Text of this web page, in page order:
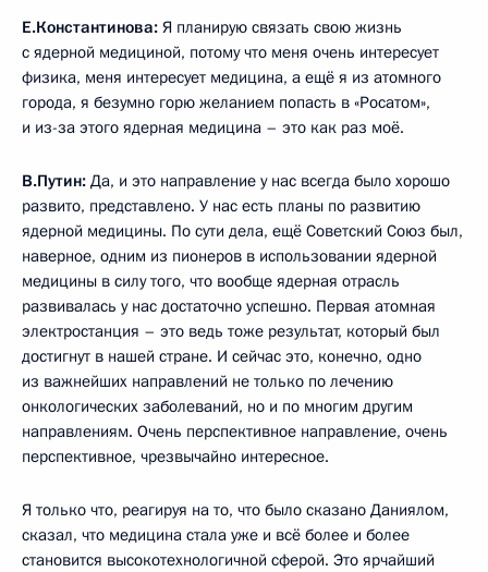
Е.Константинова: Я планирую связать свою жизнь
с ядерной медициной, потому что меня очень интересует
физика, меня интересует медицина, а ещё я из атомного
города, я безумно горю желанием попасть в «Росатом»,
и из-за этого ядерная медицина – это как раз моё.
В.Путин: Да, и это направление у нас всегда было хорошо
развито, представлено. У нас есть планы по развитию
ядерной медицины. По сути дела, ещё Советский Союз был,
наверное, одним из пионеров в использовании ядерной
медицины в силу того, что вообще ядерная отрасль
развивалась у нас достаточно успешно. Первая атомная
электростанция – это ведь тоже результат, который был
достигнут в нашей стране. И сейчас это, конечно, одно
из важнейших направлений не только по лечению
онкологических заболеваний, но и по многим другим
направлениям. Очень перспективное направление, очень
перспективное, чрезвычайно интересное.
Я только что, реагируя на то, что было сказано Даниялом,
сказал, что медицина стала уже и всё более и более
становится высокотехнологичной сферой. Это ярчайший